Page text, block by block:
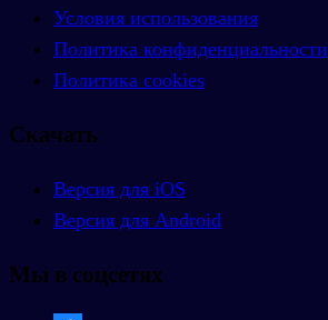
Условия использования
Политика конфиденциальности
Политика cookies
Скачать
Версия для iOS
Версия для Android
Мы в соцсетях